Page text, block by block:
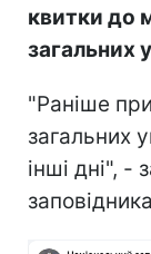
квитки до
загальних
"Раніше
загальних
інші дні",